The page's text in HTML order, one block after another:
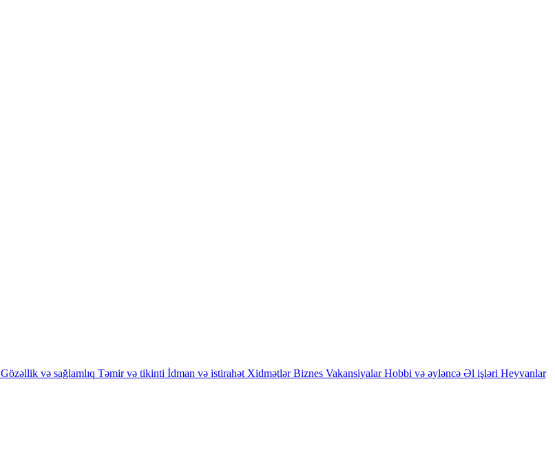
Gözəllik və sağlamlıq Təmir və tikinti İdman və istirahət Xidmətlər Biznes Vakansiyalar Hobbi və əyləncə Əl işləri Heyvanlar